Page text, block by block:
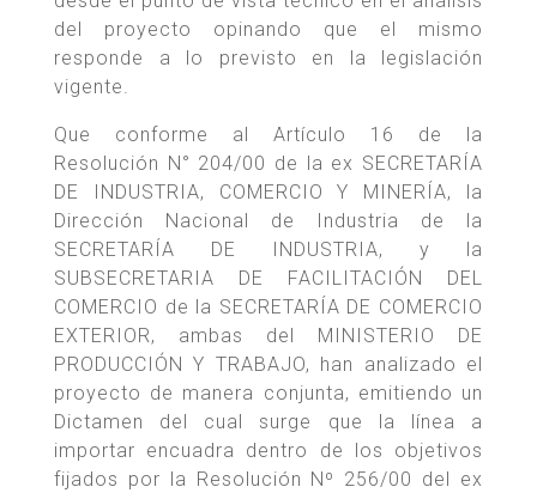
del proyecto opinando que el mismo
responde a lo previsto en la legislación
vigente.
Que conforme al Artículo 16 de la
Resolución N° 204/00 de la ex SECRETARÍA
DE INDUSTRIA, COMERCIO Y MINERÍA, la
Dirección Nacional de Industria de la
SECRETARÍA DE INDUSTRIA, y la
SUBSECRETARIA DE FACILITACIÓN DEL
COMERCIO de la SECRETARÍA DE COMERCIO
EXTERIOR, ambas del MINISTERIO DE
PRODUCCIÓN Y TRABAJO, han analizado el
proyecto de manera conjunta, emitiendo un
Dictamen del cual surge que la línea a
importar encuadra dentro de los objetivos
fijados por la Resolución Nº 256/00 del ex